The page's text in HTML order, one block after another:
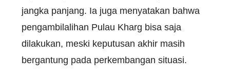
jangka panjang. Ia juga menyatakan bahwa
pengambilalihan Pulau Kharg bisa saja
dilakukan, meski keputusan akhir masih
bergantung pada perkembangan situasi.